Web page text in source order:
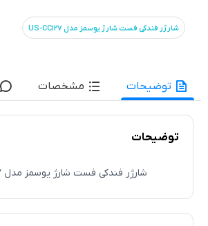
شارژر فندکی فست شارژ یوسمز مدل US-CC127
توضیحات مشخصات
توضیحات
شارژر فندکی فست شارژ یوسمز مدل US-CC127